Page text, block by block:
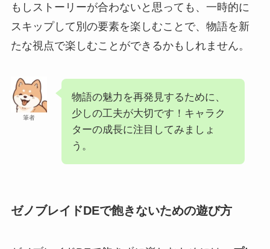
もしストーリーが合わないと思っても、一時的に
スキップして別の要素を楽しむことで、物語を新
たな視点で楽しむことができるかもしれません。
筆者
物語の魅力を再発見するために、
少しの工夫が大切です！キャラク
ターの成長に注目してみましょ
う。
ゼノブレイドDEで飽きないための遊び方